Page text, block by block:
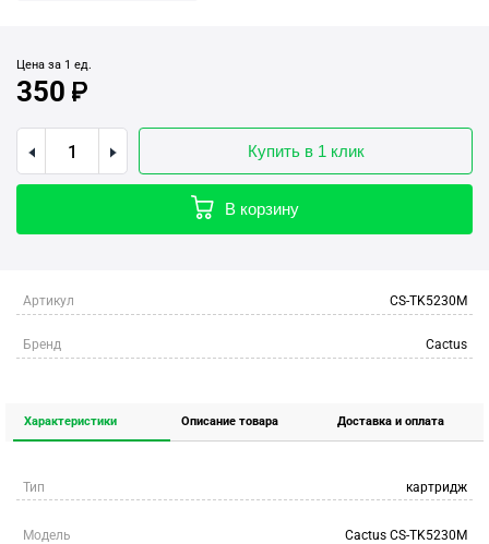
Цена за 1 ед.
350
Купить в 1 клик
В корзину
Артикул CS-TK5230M
Бренд Cactus
Характеристики Описание товара Доставка и оплата
Тип картридж
Модель Cactus CS-TK5230M